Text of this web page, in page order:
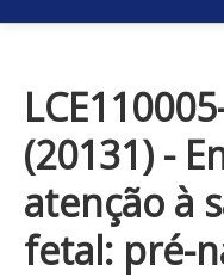
(20131) -
atenção à
fetal: pré-